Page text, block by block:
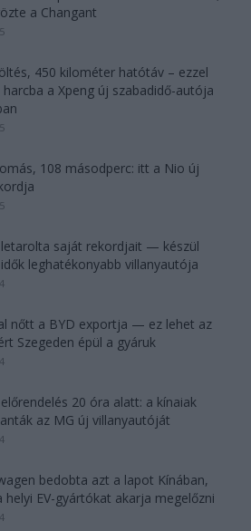
a Changant
450 kilométer hatótáv – ezzel
harcba a Xpeng új szabadidő-autója
108 másodperc: itt a Nio új
letarolta saját rekordjait — készül
leghatékonyabb villanyautója
nőtt a BYD exportja — ez lehet az
Szegeden épül a gyáruk
20 óra alatt: a kínaiak
az MG új villanyautóját
bedobta azt a lapot Kínában,
helyi EV-gyártókat akarja megelőzni